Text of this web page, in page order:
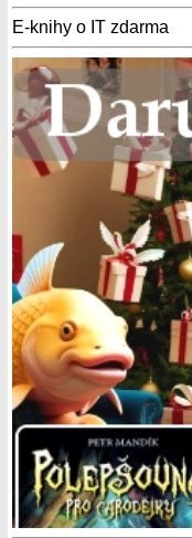
E-knihy o IT zdarma